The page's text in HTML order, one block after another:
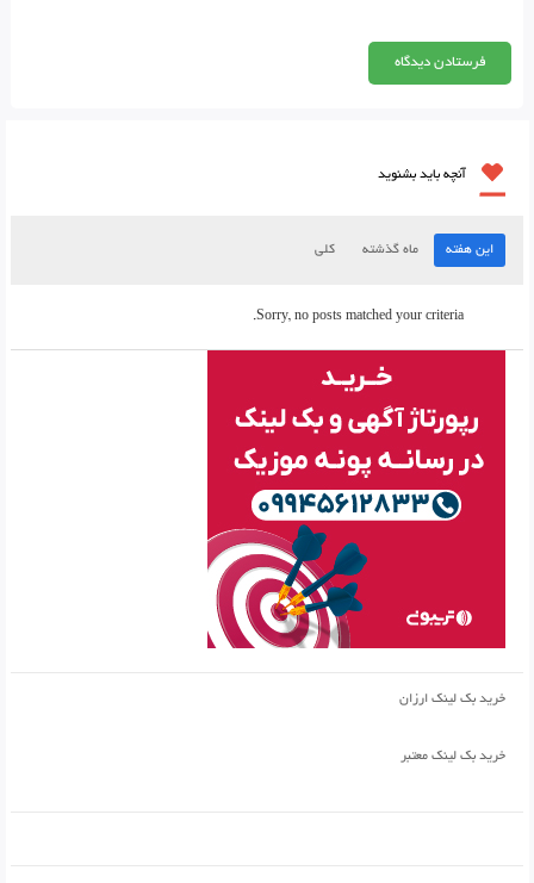
آنچه باید بشنوید
این هفته ماه گذشته کلی
Sorry, no posts matched your criteria.
خرید بک لینک ارزان
خرید بک لینک معتبر